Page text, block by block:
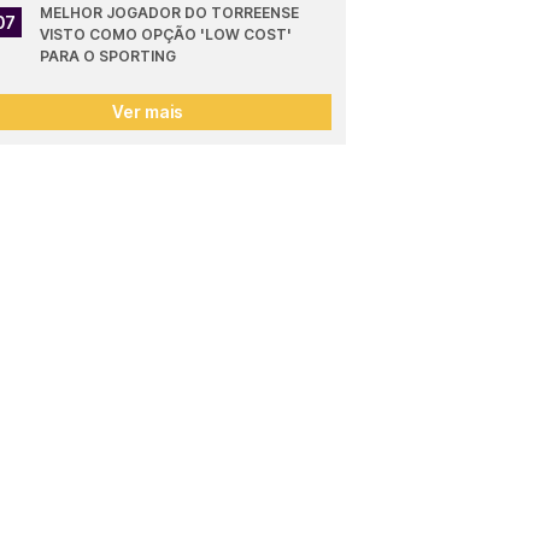
MELHOR JOGADOR DO TORREENSE
VISTO COMO OPÇÃO 'LOW COST'
PARA O SPORTING
Ver mais